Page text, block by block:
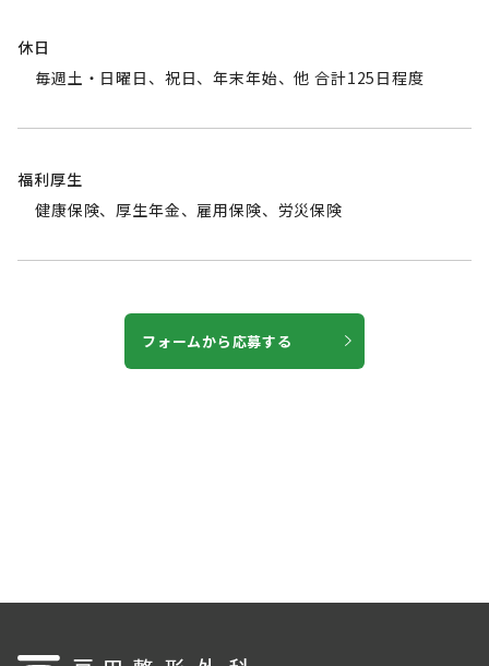
休日
毎週土・日曜日、祝日、年末年始、他 合計125日程度
福利厚生
健康保険、厚生年金、雇用保険、労災保険
フォームから応募する